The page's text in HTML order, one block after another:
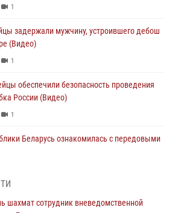
1
задержали мужчину, устроившего дебош
(Видео)
1
обеспечили безопасность проведения
России (Видео)
1
Беларусь ознакомилась с передовыми
шахмат сотрудник вневедомственной